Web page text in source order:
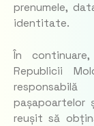
prenumele,
identitate.
În
Republicii
pașapoartelor
reușit să